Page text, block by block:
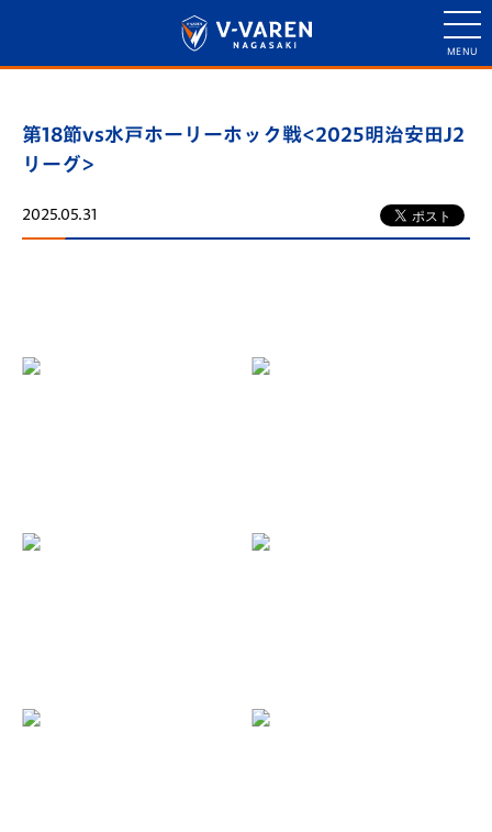
第18節vs水戸ホーリーホック戦<2025明治安田J2
リーグ>
2025.05.31